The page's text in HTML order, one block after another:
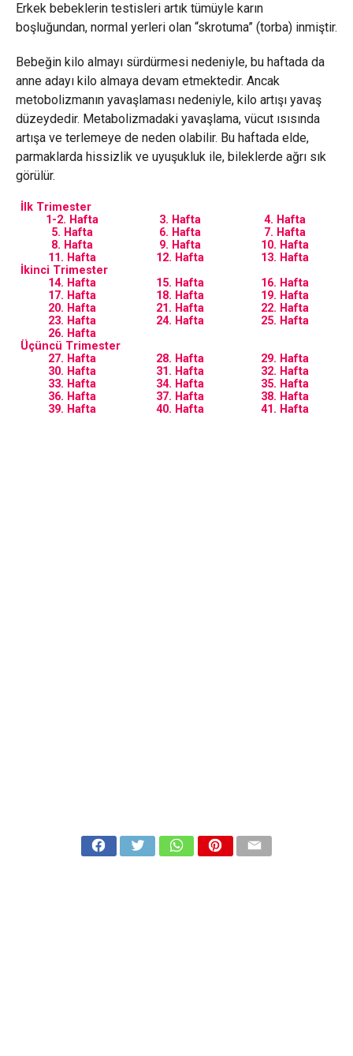
Erkek bebeklerin testisleri artık tümüyle karın
boşluğundan, normal yerleri olan “skrotuma” (torba) inmiştir.
Bebeğin kilo almayı sürdürmesi nedeniyle, bu haftada da
anne adayı kilo almaya devam etmektedir. Ancak
metobolizmanın yavaşlaması nedeniyle, kilo artışı yavaş
düzeydedir. Metabolizmadaki yavaşlama, vücut ısısında
artışa ve terlemeye de neden olabilir. Bu haftada elde,
parmaklarda hissizlik ve uyuşukluk ile, bileklerde ağrı sık
görülür.
İlk Trimester
1-2. Hafta
3. Hafta
4. Hafta
5. Hafta
6. Hafta
7. Hafta
8. Hafta
9. Hafta
10. Hafta
11. Hafta
12. Hafta
13. Hafta
İkinci Trimester
14. Hafta
15. Hafta
16. Hafta
17. Hafta
18. Hafta
19. Hafta
20. Hafta
21. Hafta
22. Hafta
23. Hafta
24. Hafta
25. Hafta
26. Hafta
Üçüncü Trimester
27. Hafta
28. Hafta
29. Hafta
30. Hafta
31. Hafta
32. Hafta
33. Hafta
34. Hafta
35. Hafta
36. Hafta
37. Hafta
38. Hafta
39. Hafta
40. Hafta 41. Hafta